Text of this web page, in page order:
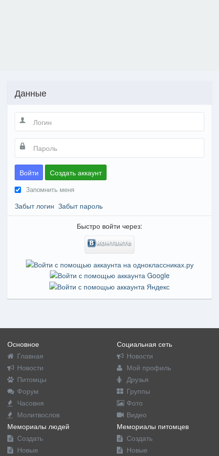
Данные
Войти Создать аккаунт
Запомнить меня
Забыт логин Забыт пароль
Быстро войти через:
Основное
Главная
Новости
Питомцы
Форум
Часовня
Молитвослов
Социальная сеть
Новости
Мой профиль
Друзья
Группы
Фото
Видео
Мемориалы людей
Создать
Новые
Мемориалы питомцев
Создать
Новые